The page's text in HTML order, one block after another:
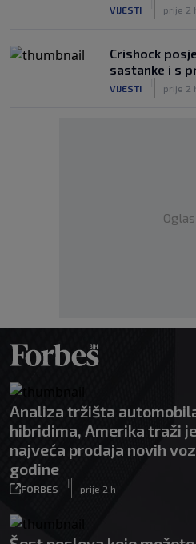
VIJESTI prije 2
Crishock
sastanke i s
VIJESTI prije 2
Oglas
Analiza tržišta
hibridima, Amerika traži
najveća prodaja novih
godine
FORBES
|
prije 2 h